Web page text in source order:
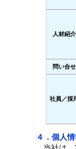
人材紹介
問い合せ
社員／採
４．個人